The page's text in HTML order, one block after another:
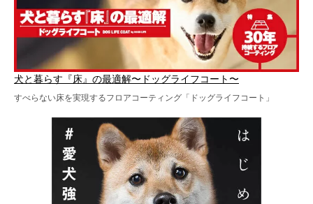
犬と暮らす『床』の最適解〜ドッグライフコート〜
すべらない床を実現するフロアコーティング「ドッグライフコート」